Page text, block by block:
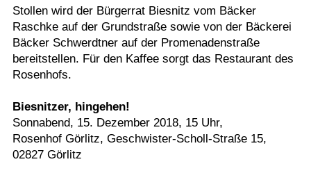
Stollen wird der Bürgerrat Biesnitz vom Bäcker
Raschke auf der Grundstraße sowie von der Bäckerei
Bäcker Schwerdtner auf der Promenadenstraße
bereitstellen. Für den Kaffee sorgt das Restaurant des
Rosenhofs.
Biesnitzer, hingehen!
Sonnabend, 15. Dezember 2018, 15 Uhr,
Rosenhof Görlitz, Geschwister-Scholl-Straße 15,
02827 Görlitz